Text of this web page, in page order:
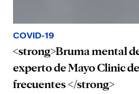
COVID-19
<strong>Bruma mental
experto de Mayo Clinic
frecuentes </strong>